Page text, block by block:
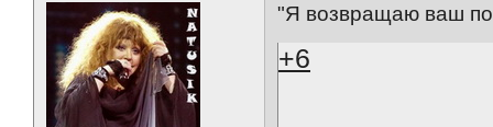
"Я возвращаю ваш
+6